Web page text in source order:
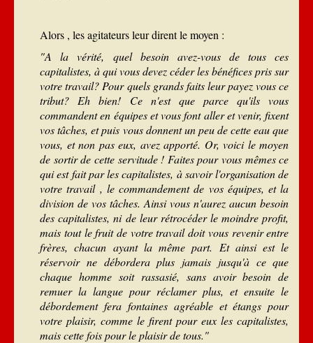
Alors , les agitateurs leur dirent le moyen :
"A la vérité, quel besoin avez-vous de tous ces
capitalistes, à qui vous devez céder les bénéfices pris sur
votre travail? Pour quels grands faits leur payez vous ce
tribut? Eh bien! Ce n'est que parce qu'ils vous
commandent en équipes et vous font aller et venir, fixent
vos tâches, et puis vous donnent un peu de cette eau que
vous, et non pas eux, avez apporté. Or, voici le moyen
de sortir de cette servitude ! Faites pour vous mêmes ce
qui est fait par les capitalistes, à savoir l'organisation de
votre travail , le commandement de vos équipes, et la
division de vos tâches. Ainsi vous n'aurez aucun besoin
des capitalistes, ni de leur rétrocéder le moindre profit,
mais tout le fruit de votre travail doit vous revenir entre
frères, chacun ayant la même part. Et ainsi est le
réservoir ne débordera plus jamais jusqu'à ce que
chaque homme soit rassasié, sans avoir besoin de
remuer la langue pour réclamer plus, et ensuite le
débordement fera fontaines agréable et étangs pour
votre plaisir, comme le firent pour eux les capitalistes,
mais cette fois pour le plaisir de tous."